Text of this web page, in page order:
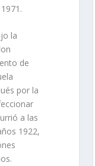
la
de
por la
a las
1922,